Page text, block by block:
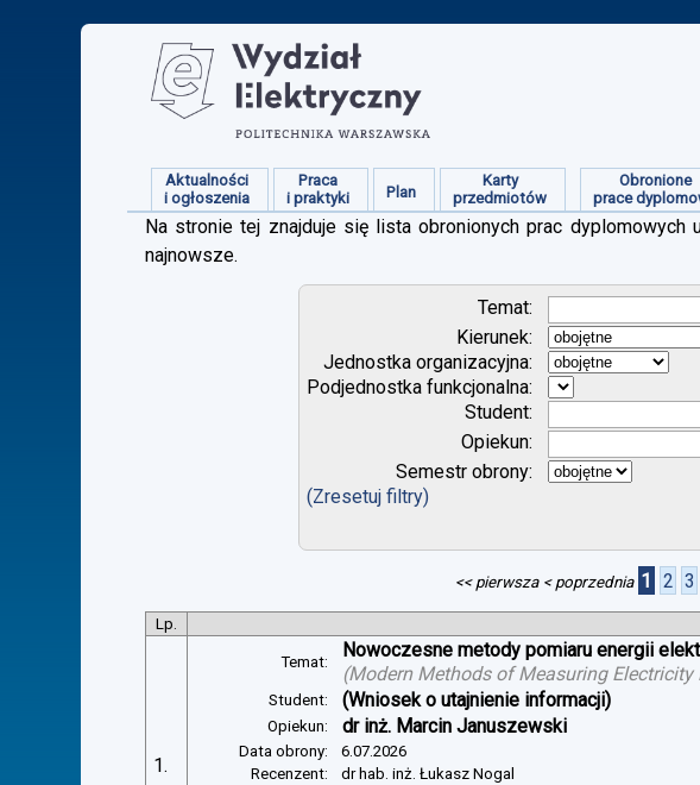
Aktualności
i ogłoszenia
Praca
i praktyki
Plan
Karty
przedmiotów
Obronione
prace
Na stronie tej znajduje się lista obronionych prac
najnowsze.
Temat:
Kierunek:
Jednostka organizacyjna:
Podjednostka funkcjonalna:
Student:
Opiekun:
Semestr obrony:
(Zresetuj filtry)
<< pierwsza < poprzednia 1 2 3
Lp.
1.
Temat:
Nowoczesne metody pomiaru energii
(Modern Methods of Measuring Electricity
Student: (Wniosek o utajnienie informacji)
Opiekun: dr inż. Marcin Januszewski
Data obrony:
6.07.2026
Recenzent:
dr hab. inż. Łukasz Nogal